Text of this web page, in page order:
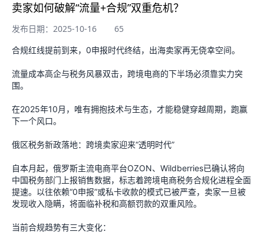
卖家如何破解“流量+合规”双重危机？
发布日期：2025-10-16 65
合规红线提前到来，0申报时代终结，出海卖家再无侥幸空间。
流量成本高企与税务风暴双击，跨境电商的下半场必须靠实力突
围。
在2025年10月，唯有拥抱技术与生态，才能稳健穿越周期，跑赢
下一个风口。
俄区税务新政落地：跨境卖家迎来“透明时代”
自本月起，俄罗斯主流电商平台OZON、Wildberries已确认将向
中国税务部门上报销售数据，标志着跨境电商税务合规化进程全面
提速。以往依赖“0申报”或私卡收款的模式已被严查，卖家一旦被
发现收入隐瞒，将面临补税和高额罚款的双重风险。
当前合规趋势有三大变化：